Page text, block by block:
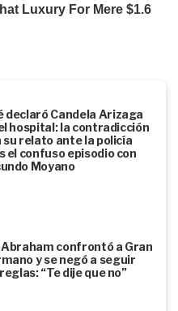
declaró Candela Arizaga
hospital: la contradicción
su relato ante la policía
el confuso episodio con
Moyano
Abraham confrontó a Gran
y se negó a seguir
“Te dije que no”